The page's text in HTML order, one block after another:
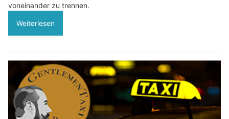
voneinander zu trennen.
Weiterlesen